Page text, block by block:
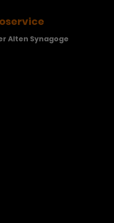
Alten Synagoge